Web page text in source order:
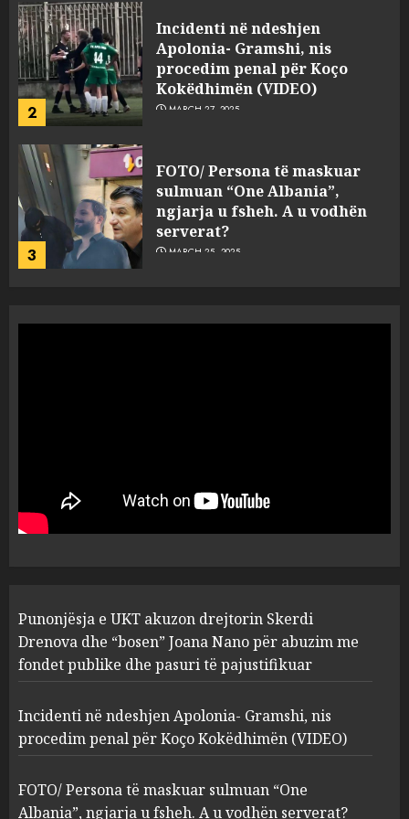
3
FOTO/ Persona të maskuar
sulmuan “One Albania”,
ngjarja u fsheh. A u vodhën
serverat?
MARCH 25, 2025
4
Prokuroria jep pretencën, ja
çfarë dënimi kërkon për
Mariela dhe Antonela
Berishën
MARCH 25, 2025
1
“bosen” Joana Nano për
abuzim me fondet publike dhe
pasuri të pajustifikuar
2
Apolonia- Gramshi, nis
procedim penal për Koço
Kokëdhimën (VIDEO)
MARCH 27, 2025
FOTO/ Persona të maskuar
sulmuan “One Albania”,
ngjarja u fsheh. A u vodhën
serverat?
Punonjësja e UKT akuzon drejtorin Skerdi
Drenova dhe “bosen” Joana Nano për abuzim me
fondet publike dhe pasuri të pajustifikuar
Incidenti në ndeshjen Apolonia- Gramshi, nis
procedim penal për Koço Kokëdhimën (VIDEO)
FOTO/ Persona të maskuar sulmuan “One
Albania”, ngjarja u fsheh. A u vodhën serverat?